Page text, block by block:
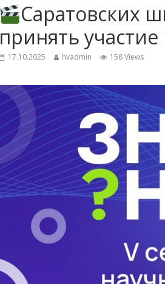
Саратовских
принять
17.10.2025 hvadmin 158 Views